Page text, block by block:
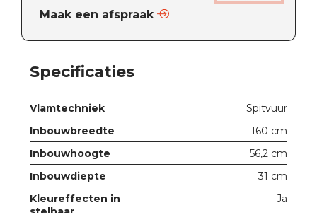
Maak een afspraak
Specificaties
Vlamtechniek
Spitvuur
Inbouwbreedte
160 cm
Inbouwhoogte
56,2 cm
Inbouwdiepte
31 cm
Kleureffecten in
stelbaar
Ja